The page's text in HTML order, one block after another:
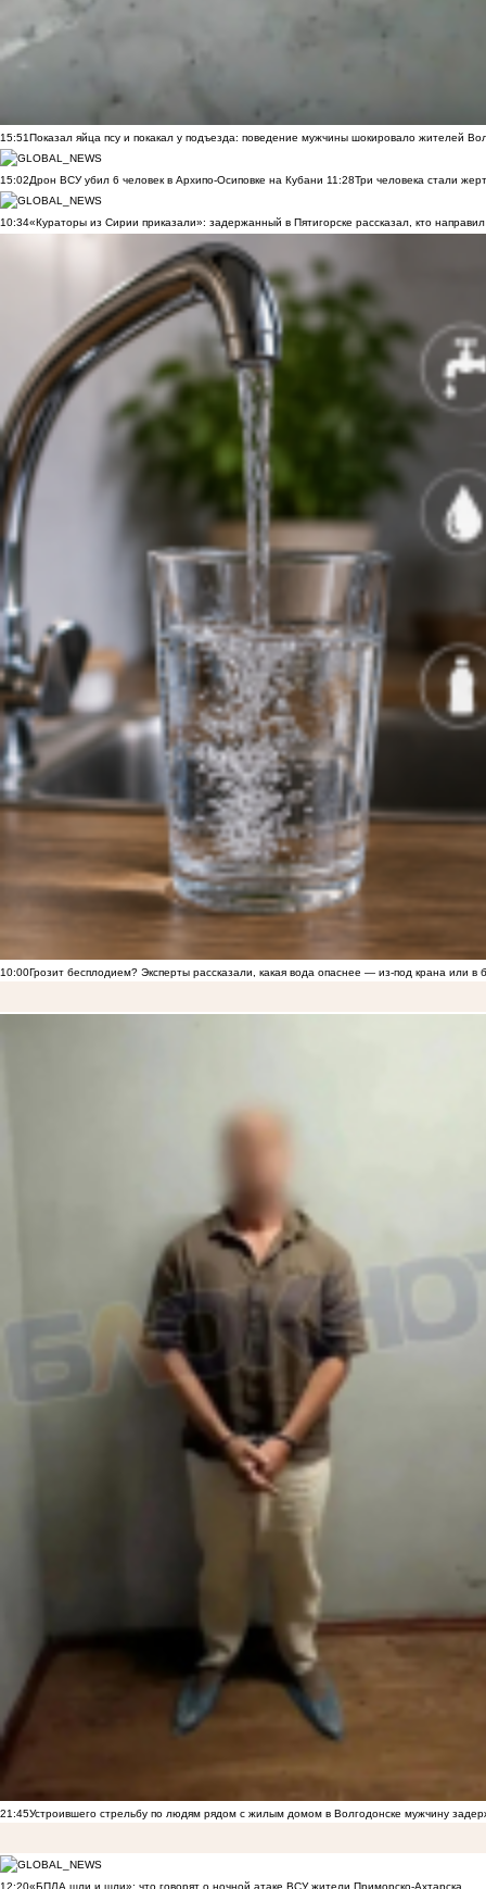
15:51Показал яйца псу и покакал у подъезда: поведение мужчины шокировало жителей
15:02Дрон ВСУ убил 6 человек в Архипо-Осиповке на Кубани 11:28Три человека стали
10:34«Кураторы из Сирии приказали»: задержанный в Пятигорске рассказал, кто направил
10:00Грозит бесплодием? Эксперты рассказали, какая вода опаснее — из-под крана или в
21:45Устроившего стрельбу по людям рядом с жилым домом в Волгодонске мужчину
12:20«БПЛА шли и шли»: что говорят о ночной атаке ВСУ жители Приморско-Ахтарска